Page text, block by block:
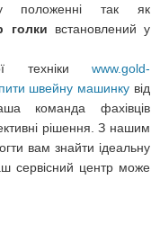
положенні так як
голки встановлений у
техніки www.gold-
швейну машинку від
команда фахівців
рішення. З нашим
вам знайти ідеальну
сервісний центр може